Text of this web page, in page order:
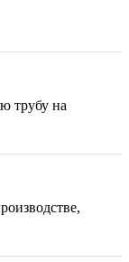
трубу на